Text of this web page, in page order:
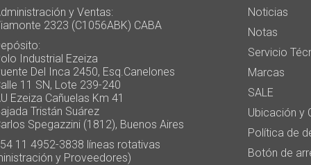
y Ventas:
2323 (C1056ABK) CABA
Industrial Ezeiza
Del Inca 2450, Esq.Canelones
11 SN, Lote 239-240
Cañuelas Km 41
Tristán Suárez
Spegazzini (1812), Buenos Aires
11 4952-3838 líneas rotativas
y Proveedores)
Noticias
Notas
Servicio
Marcas
SALE
Ubicación y
Política de
Botón de